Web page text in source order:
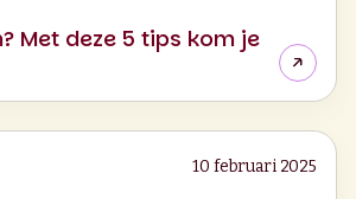
Met deze 5 tips kom je
10 februari 2025